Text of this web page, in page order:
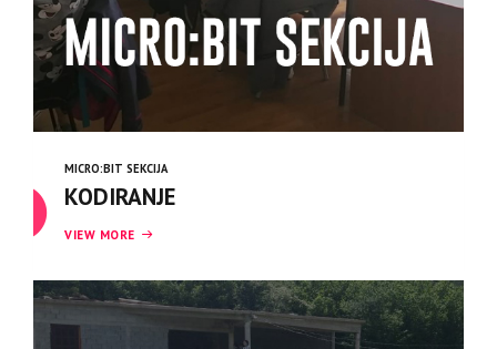
MICRO:BIT SEKCIJA
KODIRANJE
VIEW MORE